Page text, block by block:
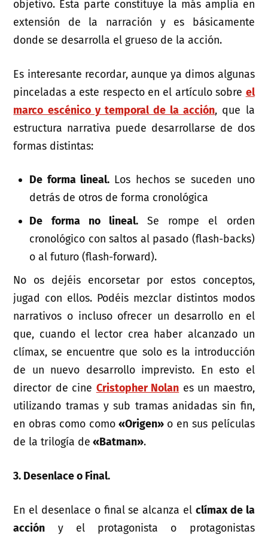
objetivo. Esta parte constituye la más amplia en
extensión de la narración y es básicamente
donde se desarrolla el grueso de la acción.
Es interesante recordar, aunque ya dimos algunas
pinceladas a este respecto en el artículo sobre el
marco escénico y temporal de la acción, que la
estructura narrativa puede desarrollarse de dos
formas distintas:
De forma lineal. Los hechos se suceden uno
detrás de otros de forma cronológica
De forma no lineal. Se rompe el orden
cronológico con saltos al pasado (flash-backs)
o al futuro (flash-forward).
No os dejéis encorsetar por estos conceptos,
jugad con ellos. Podéis mezclar distintos modos
narrativos o incluso ofrecer un desarrollo en el
que, cuando el lector crea haber alcanzado un
clímax, se encuentre que solo es la introducción
de un nuevo desarrollo imprevisto. En esto el
director de cine Cristopher Nolan es un maestro,
utilizando tramas y sub tramas anidadas sin fin,
en obras como como «Origen» o en sus películas
de la trilogía de «Batman».
3. Desenlace o Final.
En el desenlace o final se alcanza el clímax de la
acción y el protagonista o protagonistas